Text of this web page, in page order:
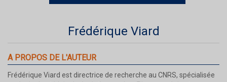
Frédérique Viard
A PROPOS DE L'AUTEUR
Frédérique Viard est directrice de recherche au CNRS, spécialisée